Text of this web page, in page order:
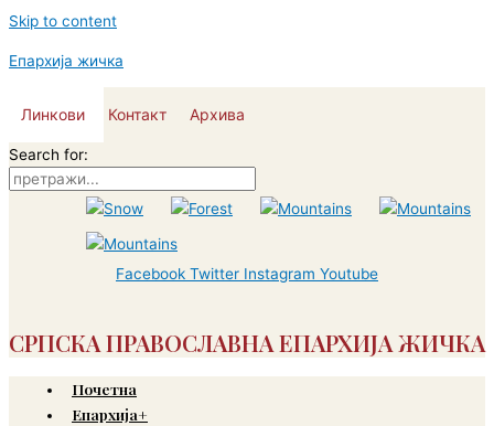
Skip to content
Епархија жичка
Линкови Контакт Архива
Search for:
Facebook Twitter Instagram Youtube
СРПСКА ПРАВОСЛАВНА ЕПАРХИЈА ЖИЧКА
Почетна
Епархија+